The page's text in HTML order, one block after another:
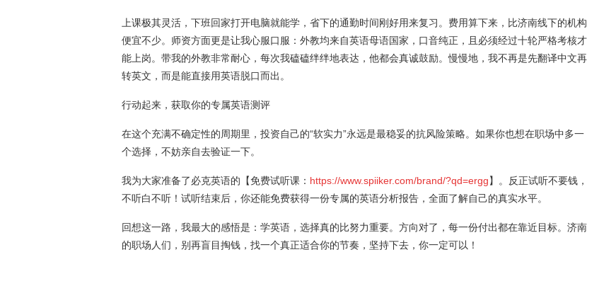
上课极其灵活，下班回家打开电脑就能学，省下的通勤时间刚好用来复习。费用算下来，比济南线下的机构
便宜不少。师资方面更是让我心服口服：外教均来自英语母语国家，口音纯正，且必须经过十轮严格考核才
能上岗。带我的外教非常耐心，每次我磕磕绊绊地表达，他都会真诚鼓励。慢慢地，我不再是先翻译中文再
转英文，而是能直接用英语脱口而出。
行动起来，获取你的专属英语测评
在这个充满不确定性的周期里，投资自己的“软实力”永远是最稳妥的抗风险策略。如果你也想在职场中多一
个选择，不妨亲自去验证一下。
我为大家准备了必克英语的【免费试听课： https://www.spiiker.com/brand/?qd=ergg】。反正试听不要钱，
不听白不听！试听结束后，你还能免费获得一份专属的英语分析报告，全面了解自己的真实水平。
回想这一路，我最大的感悟是：学英语，选择真的比努力重要。方向对了，每一份付出都在靠近目标。济南
的职场人们，别再盲目掏钱，找一个真正适合你的节奏，坚持下去，你一定可以！